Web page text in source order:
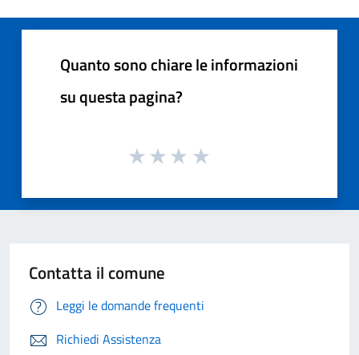
Quanto sono chiare le informazioni
su questa pagina?
Contatta il comune
Leggi le domande frequenti
Richiedi Assistenza